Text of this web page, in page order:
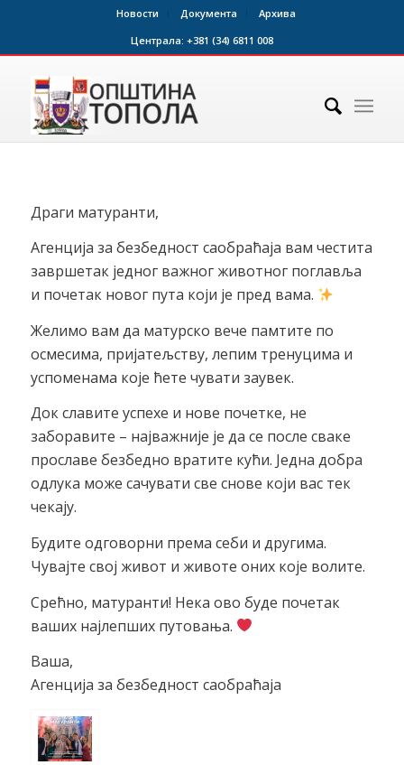
Новости Документа
Архива
Централа: +381 (34) 6811 008
Драги матуранти,
Агенција за безбедност саобраћаја вам честита
завршетак једног важног животног поглавља
и почетак новог пута који је пред вама.
Желимо вам да матурско вече памтите по
осмесима, пријатељству, лепим тренуцима и
успоменама које ћете чувати заувек.
Док славите успехе и нове почетке, не
заборавите – најважније је да се после сваке
прославе безбедно вратите кући. Једна добра
одлука може сачувати све снове који вас тек
чекају.
Будите одговорни према себи и другима.
Чувајте свој живот и животе оних које волите.
Срећно, матуранти! Нека ово буде почетак
ваших најлепших путовања.
Ваша,
Агенција за безбедност саобраћаја